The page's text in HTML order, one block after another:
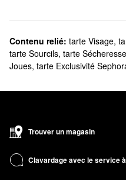
Contenu relié: tarte Visage,
tarte Sourcils, tarte Sécheresse
Joues, tarte Exclusivité
Trouver un magasin
Clavardage avec le service